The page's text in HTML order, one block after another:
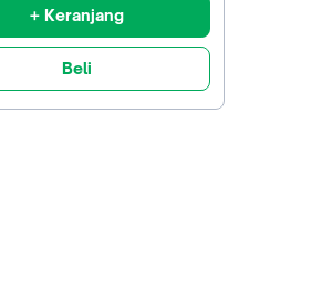
+ Keranjang
Beli